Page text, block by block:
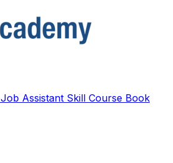
Job Assistant Skill Course Book